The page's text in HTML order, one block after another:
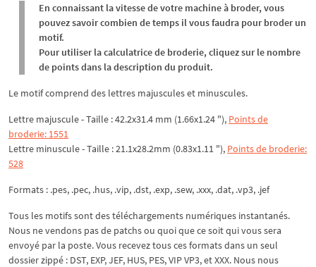
En connaissant la vitesse de votre machine à broder, vous
pouvez savoir combien de temps il vous faudra pour broder un
motif.
Pour utiliser la calculatrice de broderie, cliquez sur le nombre
de points dans la description du produit.
Le motif comprend des lettres majuscules et minuscules.
Lettre majuscule - Taille : 42.2x31.4 mm (1.66x1.24 "), Points de
broderie: 1551
Lettre minuscule - Taille : 21.1x28.2mm (0.83x1.11 "), Points de broderie:
528
Formats : .pes, .pec, .hus, .vip, .dst, .exp, .sew, .xxx, .dat, .vp3, .jef
Tous les motifs sont des téléchargements numériques instantanés.
Nous ne vendons pas de patchs ou quoi que ce soit qui vous sera
envoyé par la poste. Vous recevez tous ces formats dans un seul
dossier zippé : DST, EXP, JEF, HUS, PES, VIP VP3, et XXX. Nous nous